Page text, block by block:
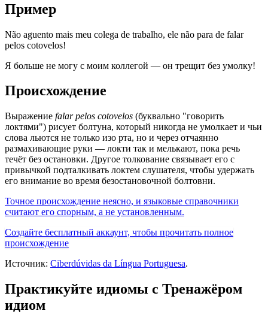
Пример
Não aguento mais meu colega de trabalho, ele não para de falar
pelos cotovelos!
Я больше не могу с моим коллегой — он трещит без умолку!
Происхождение
Выражение falar pelos cotovelos (буквально "говорить
локтями") рисует болтуна, который никогда не умолкает и чьи
слова льются не только изо рта, но и через отчаянно
размахивающие руки — локти так и мелькают, пока речь
течёт без остановки. Другое толкование связывает его с
привычкой подталкивать локтем слушателя, чтобы удержать
его внимание во время безостановочной болтовни.
Точное происхождение неясно, и языковые справочники
считают его спорным, а не установленным.
Создайте бесплатный аккаунт, чтобы прочитать полное
происхождение
Источник: Ciberdúvidas da Língua Portuguesa.
Практикуйте идиомы с Тренажёром
идиом